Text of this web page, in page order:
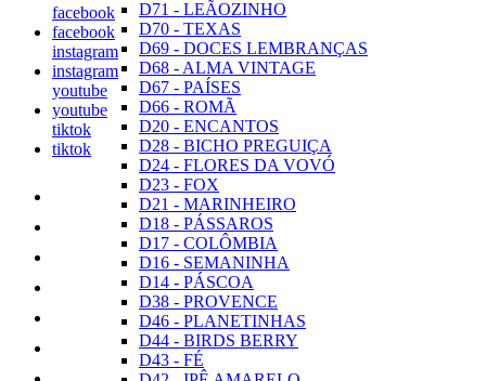
D71 - LEÃOZINHO
D70 - TEXAS
D69 - DOCES LEMBRANÇAS
D68 - ALMA VINTAGE
D67 - PAÍSES
D66 - ROMÃ
D20 - ENCANTOS
D28 - BICHO PREGUIÇA
D24 - FLORES DA VOVÓ
D23 - FOX
D21 - MARINHEIRO
D18 - PÁSSAROS
D17 - COLÔMBIA
D16 - SEMANINHA
D14 - PÁSCOA
D38 - PROVENCE
D46 - PLANETINHAS
D44 - BIRDS BERRY
D43 - FÉ
facebook
facebook
instagram
instagram
youtube
youtube
tiktok
tiktok